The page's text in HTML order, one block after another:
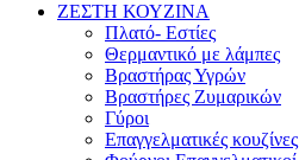
ΖΕΣΤΗ ΚΟΥΖΙΝΑ
Πλατό- Εστίες
Θερμαντικό με λάμπες
Βραστήρας Υγρών
Βραστήρες Ζυμαρικών
Γύροι
Επαγγελματικές κουζίνες